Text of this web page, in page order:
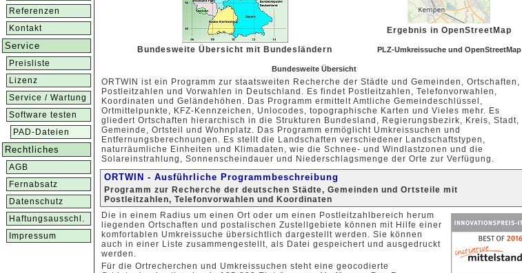
Referenzen
Kontakt
Service
Preisliste
Lizenz
Service / Wartung
Software testen
PAD-Dateien
Rechtliches
AGB
Fernabsatz
Datenschutz
Haftungsausschl.
Impressum
Ergebnis in OpenStreetMap
PLZ-Umkreissuche und OpenStreetMap
Bundesweite Übersicht mit Bundesländern
Bundesweite Übersicht
ORTWIN ist ein Programm zur staatsweiten Recherche der Städte und Gemeinden, Ortschaften,
Postleitzahlen und Vorwahlen in Deutschland. Es findet Postleitzahlen, Telefonvorwahlen,
Koordinaten und Geländehöhen. Das Programm ermittelt Amtliche Gemeindeschlüssel,
Ortmittelpunkte, KFZ-Kennzeichen, Unlocodes, topographische Karten und Vieles mehr. Es
gliedert Ortschaften hierarchisch in die Strukturen Bundesland, Regierungsbezirk, Kreis, Stadt,
Gemeinde, Ortsteil und Wohnplatz. Das Programm ermöglicht Umkreissuchen und
Entfernungsberechnungen. Es stellt die Landschaften verschiedener Landschaftstypen,
naturräumliche Einheiten und Klimadaten, wie die Schnee- und Windlastzonen und die
Solareinstrahlung, Sonnenscheindauer und Niederschlagsmenge der Orte zur Verfügung.
ORTWIN - Ausführliche Programmbeschreibung
Programm zur Recherche der deutschen Städte, Gemeinden und Ortsteile mit
Postleitzahlen, Telefonvorwahlen und Koordinaten
Die in einem Radius um einen Ort oder um einen Postleitzahlbereich herum
liegenden Ortschaften und postalischen Zustellgebiete können mit Hilfe einer
komfortablen Umkreissuche übersichtlich dargestellt werden. Sie können
auch in einer Liste zusammengestellt, als Datei gespeichert und ausgedruckt
werden.
Für die Ortrecherchen und Umkreissuchen steht eine geocodierte